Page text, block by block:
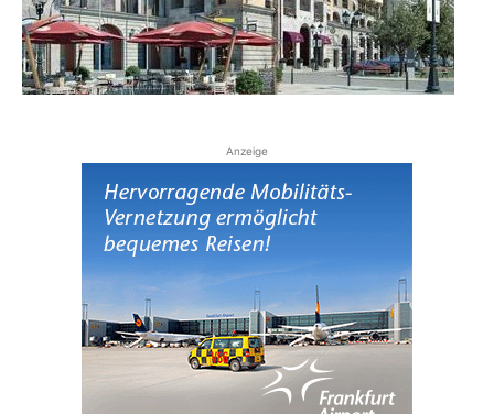
Reiseempfehlungen.
Anzeige